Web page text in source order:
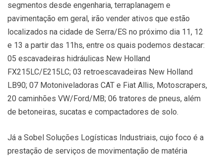
segmentos desde engenharia, terraplanagem e
pavimentação em geral, irão vender ativos que estão
localizados na cidade de Serra/ES no próximo dia 11, 12
e 13 a partir das 11hs, entre os quais podemos destacar:
05 escavadeiras hidráulicas New Holland
FX215LC/E215LC; 03 retroescavadeiras New Holland
LB90; 07 Motoniveladoras CAT e Fiat Allis, Motoscrapers,
20 caminhões VW/Ford/MB; 06 tratores de pneus, além
de betoneiras, sucatas e compactadores de solo.
Já a Sobel Soluções Logísticas Industriais, cujo foco é a
prestação de serviços de movimentação de matéria